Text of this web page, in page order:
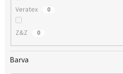
Veratex 0
Z&Z 0
Barva